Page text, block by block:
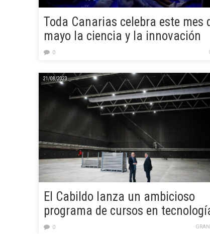
Toda Canarias celebra este mes
mayo la ciencia y la innovación
0
21/08/2023
El Cabildo lanza un ambicioso
programa de cursos en
innovación
0